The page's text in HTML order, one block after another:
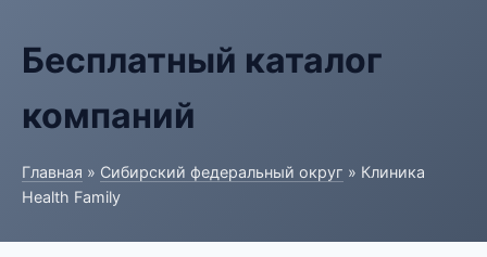
Бесплатный каталог
компаний
Главная » Сибирский федеральный округ » Клиника
Health Family